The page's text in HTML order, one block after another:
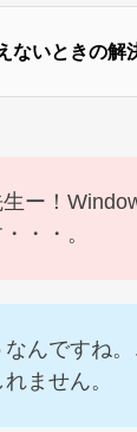
ないときの解
生ー！
・・。
なんですね
れません。